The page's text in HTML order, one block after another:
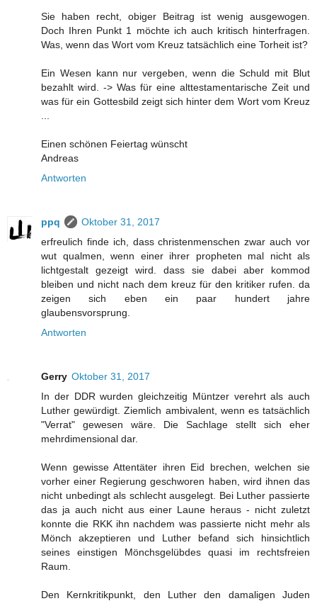
Sie haben recht, obiger Beitrag ist wenig ausgewogen.
Doch Ihren Punkt 1 möchte ich auch kritisch hinterfragen.
Was, wenn das Wort vom Kreuz tatsächlich eine Torheit ist?
Ein Wesen kann nur vergeben, wenn die Schuld mit Blut
bezahlt wird. -> Was für eine alttestamentarische Zeit und
was für ein Gottesbild zeigt sich hinter dem Wort vom Kreuz
Einen schönen Feiertag wünscht
Andreas
Antworten
ppq
Oktober 31, 2017
erfreulich finde ich, dass christenmenschen zwar auch vor
wut qualmen, wenn einer ihrer propheten mal nicht als
lichtgestalt gezeigt wird. dass sie dabei aber kommod
bleiben und nicht nach dem kreuz für den kritiker rufen. da
zeigen sich eben ein paar hundert jahre
glaubensvorsprung.
Antworten
Gerry Oktober 31, 2017
In der DDR wurden gleichzeitig Müntzer verehrt als auch
Luther gewürdigt. Ziemlich ambivalent, wenn es tatsächlich
"Verrat" gewesen wäre. Die Sachlage stellt sich eher
mehrdimensional dar.
Wenn gewisse Attentäter ihren Eid brechen, welchen sie
vorher einer Regierung geschworen haben, wird ihnen das
nicht unbedingt als schlecht ausgelegt. Bei Luther passierte
das ja auch nicht aus einer Laune heraus - nicht zuletzt
konnte die RKK ihn nachdem was passierte nicht mehr als
Mönch akzeptieren und Luther befand sich hinsichtlich
seines einstigen Mönchsgelübdes quasi im rechtsfreien
Raum.
Den Kernkritikpunkt, den Luther den damaligen Juden